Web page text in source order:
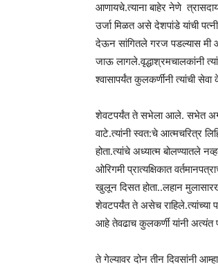
आणायचे.त्याना बाहेर नेणे
उर्जा मिळत असे देशपांडे यांची
देऊन सांगितले गरज पडल्यास मी
जाऊ लागले.वृद्धाश्रमचालकांनी
श्वासापर्यंत कुलकर्णीनी त्यांची सेवा
शेवटपर्यंत ते सभेला आले. सभेत
वाटे.त्यांनी स्वत:चे आत्मचरित्र
होता.त्यांचे अध्यात्म
ओरिगमी प्रात्यक्षिकात
खुलून दिसत होता..लहान
शेवटपर्यंत ते असेच राहिले.त्यांच्या
आहे तेवढाच कुलकर्णी यांनी
ते गेल्यावर दोन तीन दिवसांनी